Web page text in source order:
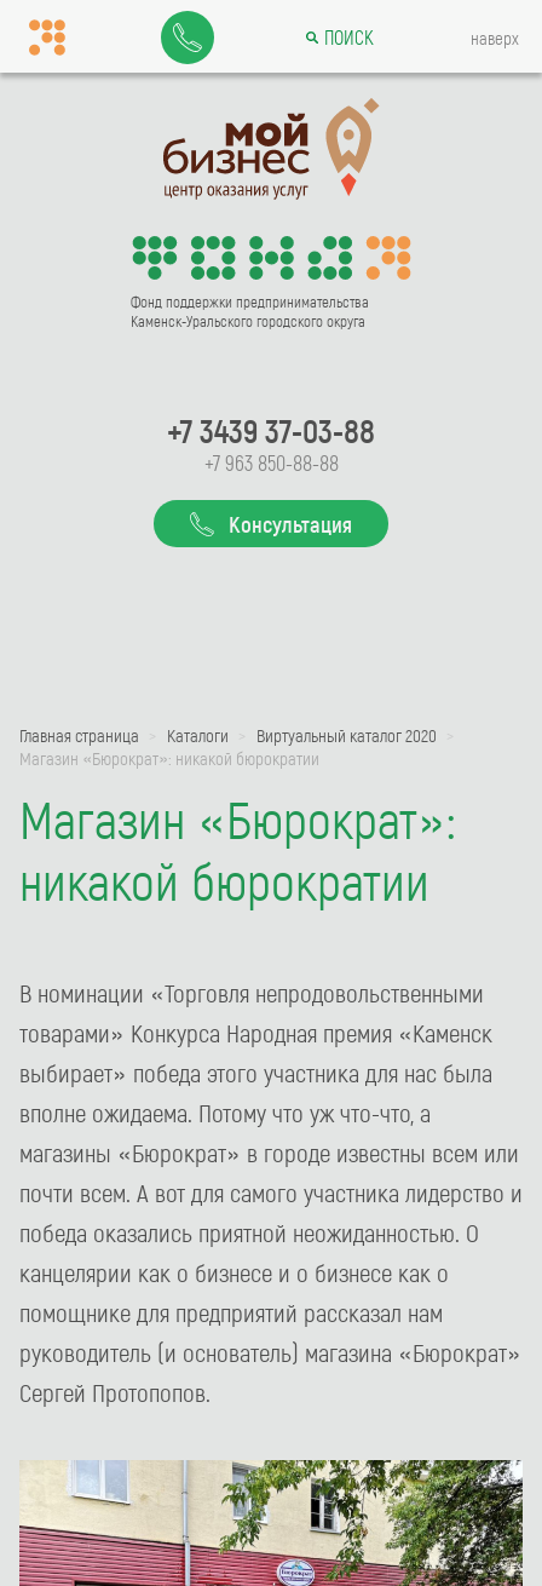
Фонд поддержки предпринимательства
Каменск-Уральского городского округа
+7 3439 37-03-88
+7 963 850-88-88
Консультация
Главная страница Каталоги
Виртуальный каталог 2020
Магазин «Бюрократ»: никакой бюрократии
Магазин «Бюрократ»:
никакой бюрократии
В номинации «Торговля непродовольственными
товарами» Конкурса Народная премия «Каменск
выбирает» победа этого участника для нас была
вполне ожидаема. Потому что уж что-что, а
магазины «Бюрократ» в городе известны всем или
почти всем. А вот для самого участника лидерство и
победа оказались приятной неожиданностью. О
канцелярии как о бизнесе и о бизнесе как о
помощнике для предприятий рассказал нам
руководитель (и основатель) магазина «Бюрократ»
Сергей Протопопов.
ПОИСК наверх